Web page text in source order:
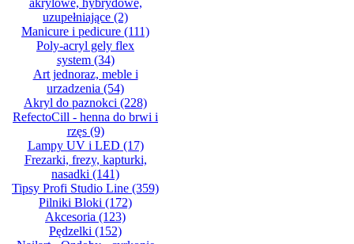
akrylowe, hybrydowe,
uzupełniające (2)
Manicure i pedicure (111)
Poly-acryl gely flex
system(34)
Art jednoraz, meble i
urzadzenia (54)
Akryl do paznokci (228)
RefectoCill - henna do brwi i
rzęs(9)
Lampy UV i LED (17)
Frezarki, frezy, kapturki,
nasadki (141)
Tipsy Profi Studio Line (359)
Pilniki Bloki (172)
Akcesoria (123)
Pędzelki (152)